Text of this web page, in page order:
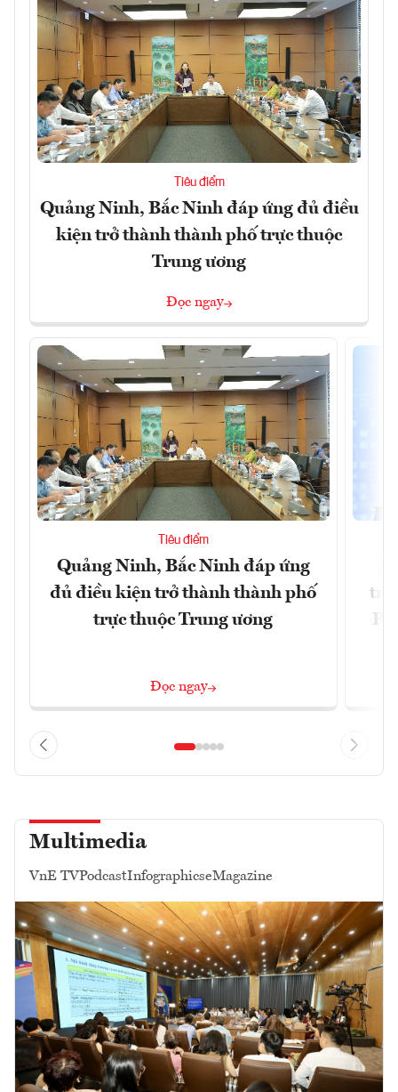
Tiêu điểm
Quảng Ninh, Bắc Ninh đáp ứng đủ điều
kiện trở thành thành phố trực thuộc
Trung ương
Đọc ngay
Tiêu điểm
Quảng Ninh, Bắc Ninh đáp ứng
đủ điều kiện trở thành thành phố
trực thuộc Trung ương
Đọc ngay
Multimedia
VnE TVPodcastInfographicseMagazine